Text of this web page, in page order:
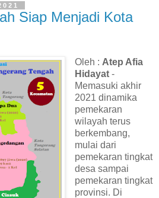
Siap Menjadi Kota
Oleh : Atep Afia
Hidayat-
Memasuki akhir
2021 dinamika
pemekaran
wilayah terus
berkembang,
mulai dari
pemekaran tingkat
desa sampai
pemekaran tingkat
provinsi. Di